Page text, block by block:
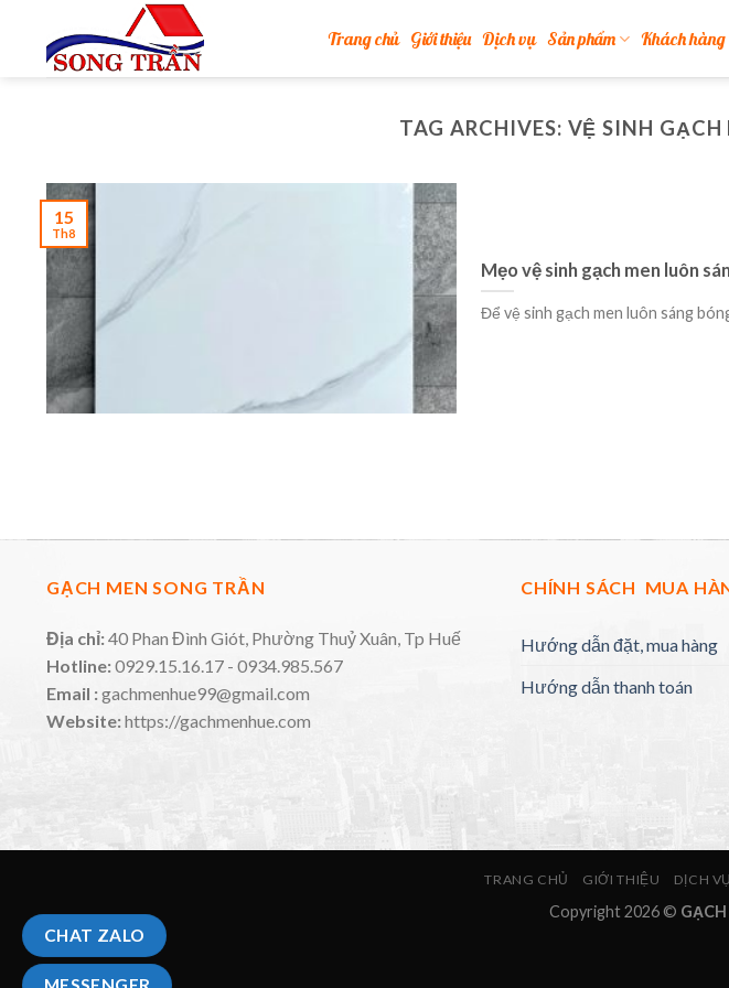
content
Trang chủ Giới thiệu Dịch vụ Sản phẩm Khách hàng
TAG ARCHIVES: VỆ SINH
Mẹo vệ sinh gạch men luôn
Để vệ sinh gạch men luôn sáng
15
Th8
GẠCH MEN SONG TRẦN
Địa chỉ:40 Phan Đình Giót, Phường Thuỷ Xuân, Tp Huế
Hotline:0929.15.16.17 - 0934.985.567
Email :gachmenhue99@gmail.com
Website:https://gachmenhue.com
CHÍNH SÁCH MUA
Hướng dẫn đặt, mua hàng
Hướng dẫn thanh toán
TRANG CHỦ GIỚI THIỆU DỊCH VỤ
Copyright 2026 ©
CHAT ZALO